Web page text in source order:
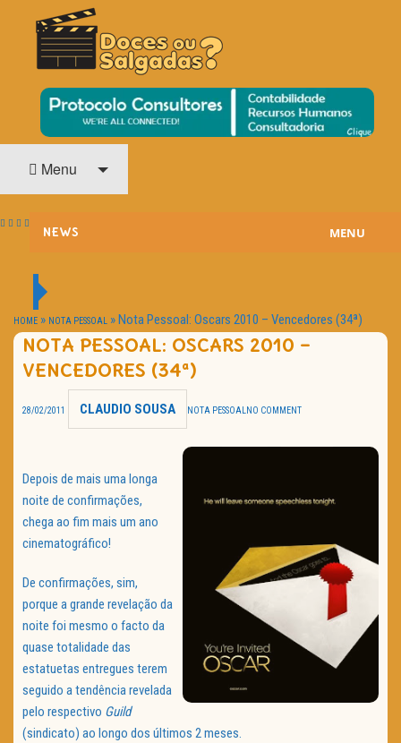
DOCES OU SALGADAS?
O Cinema? Uma Paixão!!
Menu
NEWS
HOME CINEMA
NOTA PESSOAL
TRAILER DO DIA
MENU
HOME » NOTA PESSOAL »Nota Pessoal: Oscars 2010 – Vencedores (34ª)
NOTA PESSOAL: OSCARS 2010 –
VENCEDORES (34ª)
28/02/2011 CLAUDIO SOUSA NOTA PESSOAL NO COMMENT
Depois de mais uma longa
noite de confirmações,
chega ao fim mais um ano
cinematográfico!
De confirmações, sim,
porque a grande revelação da
noite foi mesmo o facto da
quase totalidade das
estatuetas entregues terem
seguido a tendência revelada
pelo respectivo Guild
(sindicato) ao longo dos últimos 2 meses.